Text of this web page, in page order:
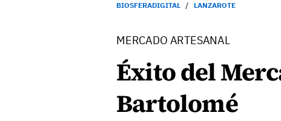
BIOSFERADIGITAL LANZAROTE
MERCADO ARTESANAL
Éxito del
Bartolomé